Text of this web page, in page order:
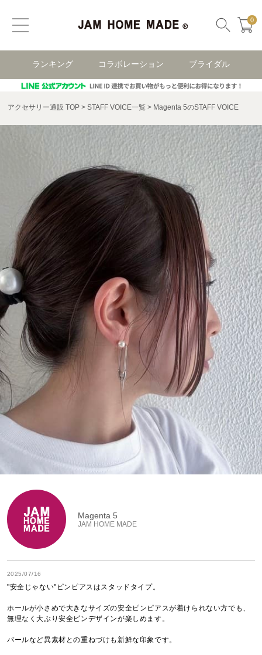
0
ランキング コラボレーション ブライダル
アクセサリー通販 TOP STAFF VOICE一覧 Magenta 5のSTAFF VOICE
Magenta 5
JAM HOME MADE
2025/07/16
"安全じゃない"ピンピアスはスタッドタイプ。
ホールが小さめで大きなサイズの安全ピンピアスが着けられない方でも、
無理なく大ぶり安全ピンデザインが楽しめます。
パールなど異素材との重ねづけも新鮮な印象です。